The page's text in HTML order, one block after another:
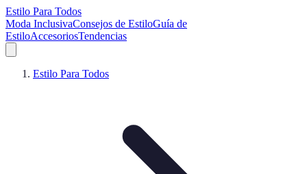
Estilo Para Todos
Moda InclusivaConsejos de EstiloGuía de
EstiloAccesoriosTendencias
Estilo Para Todos